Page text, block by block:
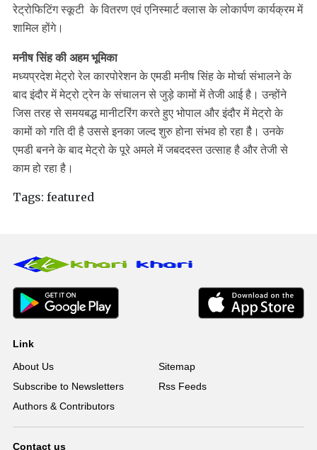
रेट्रोफिटिंग स्कूटी के वितरण एवं एनिस्मार्ट क्लास के लोकार्पण कार्यक्रम में
शामिल होंगे।
मनीष सिंह की अहम भूमिका
मध्यप्रदेश मेट्रो रेल कारपोरेशन के एमडी मनीष सिंह के मोर्चा संभालने के
बाद इंदौर में मेट्रो ट्रेन के संचालन से जुड़े कामों में तेजी आई है। उन्होंने
जिस तरह से समयबद्ध मानीटरिंग करते हुए भोपाल और इंदौर में मेट्रो के
कामों को गति दी है उससे इनका जल्द शुरु होना संभव हो रहा हैै। उनके
एमडी बनने के बाद मेट्रो के पूरे अमले में जबददस्त उत्साह है और तेजी से
काम हो रहा है।
Tags: featured
Link
About Us
Sitemap
Subscribe to Newsletters
Rss Feeds
Authors & Contributors
Contact us